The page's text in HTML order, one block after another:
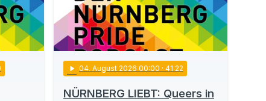
play_arrow 04. August 2026 00:00 · 41:22
NÜRNBERG LIEBT: Queers in